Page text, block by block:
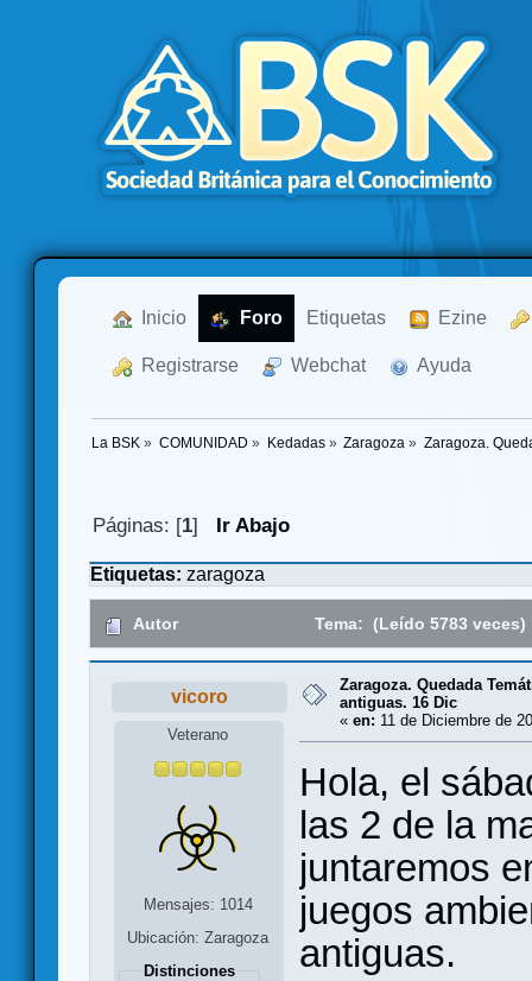
Inicio Foro Etiquetas Ezine
Registrarse Webchat Ayuda
La BSK » COMUNIDAD » Kedadas» Zaragoza » Zaragoza.
Páginas: [1] Ir Abajo
Etiquetas: zaragoza
Autor Tema: (Leído 5783 veces)
vicoro
Veterano
Mensajes: 1014
Ubicación: Zaragoza
Distinciones
Zaragoza. Quedada
antiguas. 16 Dic
« en: 11 de Diciembre de
Hola, el
las 2 de la
juntaremos
juegos
antiguas.